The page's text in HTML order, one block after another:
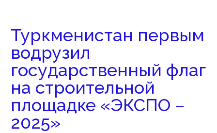
Туркменистан первым
водрузил
государственный флаг
на строительной
площадке «ЭКСПО –
2025»